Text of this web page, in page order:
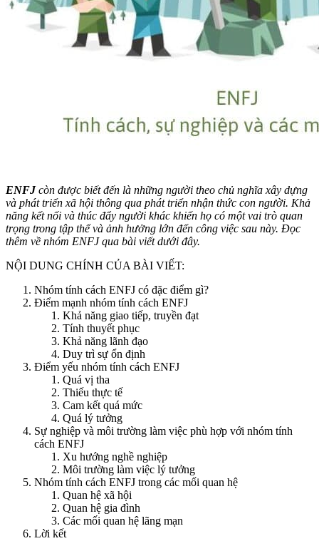
ENFJcòn được biết đến là những người theo chủ nghĩa xây dựng
và phát triển xã hội thông qua phát triển nhận thức con người. Khả
năng kết nối và thúc đẩy người khác khiến họ có một vai trò quan
trọng trong tập thể và ảnh hưởng lớn đến công việc sau này. Đọc
thêm về nhóm ENFJ qua bài viết dưới đây.
NỘI DUNG CHÍNH CỦA BÀI VIẾT:
Nhóm tính cách ENFJ có đặc điểm gì?
Điểm mạnh nhóm tính cách ENFJ
Khả năng giao tiếp, truyền đạt
Tính thuyết phục
Khả năng lãnh đạo
Duy trì sự ổn định
Điểm yếu nhóm tính cách ENFJ
Quá vị tha
Thiếu thực tế
Cam kết quá mức
Quá lý tưởng
Sự nghiệp và môi trường làm việc phù hợp với nhóm tính
cách ENFJ
Xu hướng nghề nghiệp
Môi trường làm việc lý tưởng
Nhóm tính cách ENFJ trong các mối quan hệ
Quan hệ xã hội
Quan hệ gia đình
Các mối quan hệ lãng mạn
Lời kết